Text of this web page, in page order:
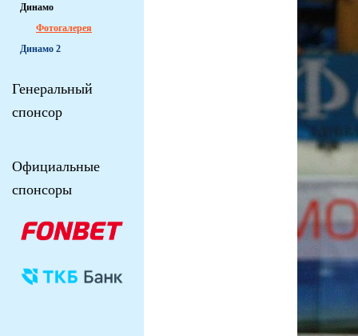
Динамо
Фотогалерея
Динамо 2
Генеральный
спонсор
Официальные
спонсоры